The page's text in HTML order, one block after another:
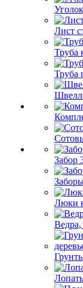
Уголок
Лист
Труба
Труба
Забор
Люки
Ведра,